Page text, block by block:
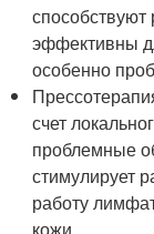
эффективны
особенно
счет
проблемные
стимулирует
работу